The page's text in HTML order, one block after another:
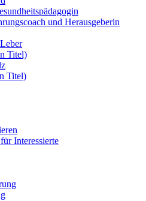
und Herausgeberin
Titel)
Titel)
Interessierte